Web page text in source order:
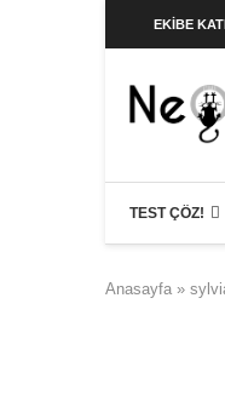
EKIBE
TEST ÇÖZ!
Anasayfa »